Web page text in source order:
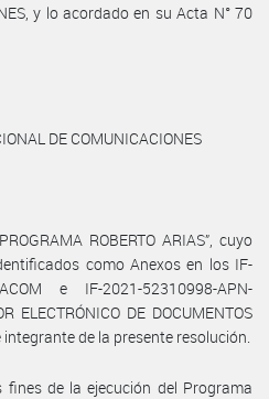
y lo acordado en su Acta N° 70
DE COMUNICACIONES
ROBERTO ARIAS”, cuyo
como Anexos en los IF-
e IF-2021-52310998-APN-
ELECTRÓNICO DE DOCUMENTOS
de la presente resolución.
fines de la ejecución del Programa